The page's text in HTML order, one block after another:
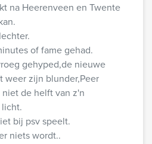
na Heerenveen en Twente
of fame gehad.
gehyped,de nieuwe
weer zijn blunder,Peer
de helft van z'n
bij psv speelt.
niets wordt..